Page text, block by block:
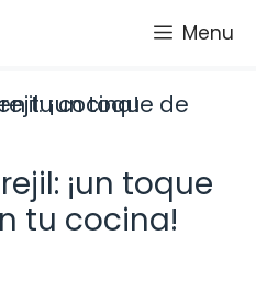
Menu
¡un toque
tu cocina!